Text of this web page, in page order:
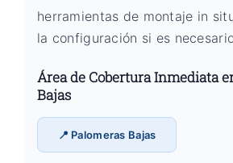
herramientas de montaje in
la configuración si es
Área de Cobertura Inmediata
Bajas
📍 Palomeras Bajas